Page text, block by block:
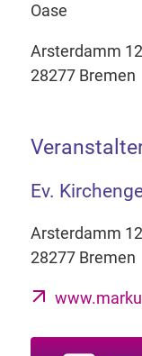
Oase
Arsterdamm
28277 Bremen
Ev.
Arsterdamm
28277 Bremen